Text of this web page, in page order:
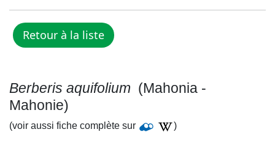
Berberis aquifolium (Mahonia -
Mahonie)
(voir aussi fiche complète sur )